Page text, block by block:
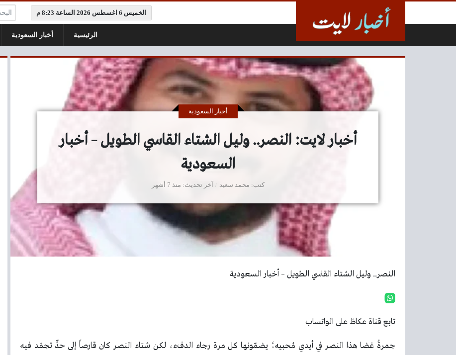
الخميس 6 اغسطس 2026 الساعة 8:23 م البحث:
الرئيسية أخبار السعودية
أخبار لايت: النصر.. وليل الشتاء القاسي الطويل – أخبار
السعودية
كتب محمد سعيد
أخبار السعودية
آخر تحديث منذ 7 أشهر
النصر.. وليل الشتاء القاسي الطويل – أخبار السعودية
تابع قناة عكاظ على الواتساب
جمرةُ غضا هذا النصر في أيدي مُحبيه؛ يضمّونها كل مرة رجاء الدفء، لكن شتاء النصر كان قارصاً إلى حدٍّ تجمّد فيه